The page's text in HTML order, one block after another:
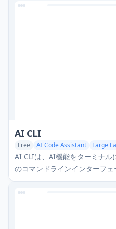
作し、バージョン管理下で反
AI CLI
Free AI Code Assistant
AI CLIは、AI機能をターミナル
のコマンドラインインターフ
GPTやAnthropicのClaudeのよ
ンプルなコマンドを通じて対話